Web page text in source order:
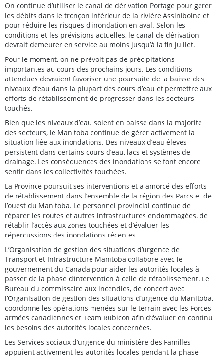
On continue d’utiliser le canal de dérivation Portage pour gérer
les débits dans le tronçon inférieur de la rivière Assiniboine et
pour réduire les risques d’inondation en aval. Selon les
conditions et les prévisions actuelles, le canal de dérivation
devrait demeurer en service au moins jusqu’à la fin juillet.
Pour le moment, on ne prévoit pas de précipitations
importantes au cours des prochains jours. Les conditions
attendues devraient favoriser une poursuite de la baisse des
niveaux d’eau dans la plupart des cours d’eau et permettre aux
efforts de rétablissement de progresser dans les secteurs
touchés.
Bien que les niveaux d’eau soient en baisse dans la majorité
des secteurs, le Manitoba continue de gérer activement la
situation liée aux inondations. Des niveaux d’eau élevés
persistent dans certains cours d’eau, lacs et systèmes de
drainage. Les conséquences des inondations se font encore
sentir dans les collectivités touchées.
La Province poursuit ses interventions et a amorcé des efforts
de rétablissement dans l’ensemble de la région des Parcs et de
l’ouest du Manitoba. Le personnel provincial continue de
réparer les routes et autres infrastructures endommagées, de
rétablir l’accès aux zones touchées et d’évaluer les
répercussions des inondations récentes.
L’Organisation de gestion des situations d’urgence de
Transport et Infrastructure Manitoba collabore avec le
gouvernement du Canada pour aider les autorités locales à
passer de la phase d’intervention à celle de rétablissement. Le
Bureau du commissaire aux incendies, de concert avec
l’Organisation de gestion des situations d’urgence du Manitoba,
coordonne les opérations menées sur le terrain avec les Forces
armées canadiennes et Team Rubicon afin d’évaluer en continu
les besoins des autorités locales concernées.
Les Services sociaux d’urgence du ministère des Familles
appuient activement les autorités locales pendant la phase